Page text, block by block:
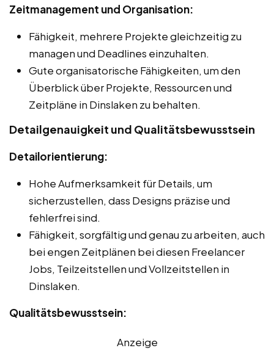
Zeitmanagement und Organisation:
Fähigkeit, mehrere Projekte gleichzeitig zu
managen und Deadlines einzuhalten.
Gute organisatorische Fähigkeiten, um den
Überblick über Projekte, Ressourcen und
Zeitpläne in Dinslaken zu behalten.
Detailgenauigkeit und Qualitätsbewusstsein
Detailorientierung:
Hohe Aufmerksamkeit für Details, um
sicherzustellen, dass Designs präzise und
fehlerfrei sind.
Fähigkeit, sorgfältig und genau zu arbeiten, auch
bei engen Zeitplänen bei diesen Freelancer
Jobs, Teilzeitstellen und Vollzeitstellen in
Dinslaken.
Qualitätsbewusstsein:
Anzeige